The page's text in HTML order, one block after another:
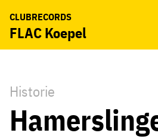
CLUBRECORDS
FLAC Koepel
Historie